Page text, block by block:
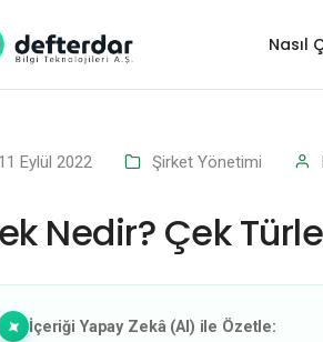
Nasıl
11 Eylül 2022 Şirket Yönetimi
Nedir? Çek
İçeriği Yapay Zekâ (AI) ile Özetle: